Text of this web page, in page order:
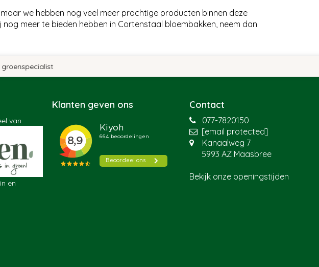
we hebben nog veel meer prachtige producten binnen deze
meer te bieden hebben in Cortenstaal bloembakken, neem dan
van
en
Klanten geven ons Contact
077-7820150
[email protected]
Kanaalweg 7
5993 AZ Maasbree
Bekijk onze openingstijden